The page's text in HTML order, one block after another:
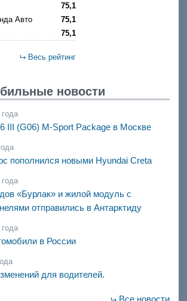
75,1
Авто
75,1
75,1
Весь рейтинг
новости
III (G06) M-Sport Package в Москве
пополнился новыми Hyundai Creta
«Бурлак» и жилой модуль с
отправились в Антарктиду
в России
для водителей.